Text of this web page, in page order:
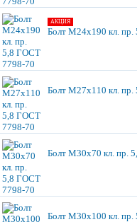
АКЦИЯ
Болт М24х190 кл.
Болт М27х110 кл.
Болт М30х70 кл. пр.
Болт М30х100 кл.